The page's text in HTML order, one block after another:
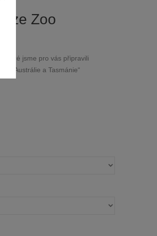
ze Zoo
které jsme pro vás připravili
–Austrálie a Tasmánie“